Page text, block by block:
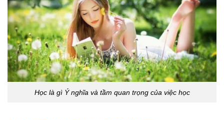
Học là gì Ý nghĩa và tầm quan trọng của việc học